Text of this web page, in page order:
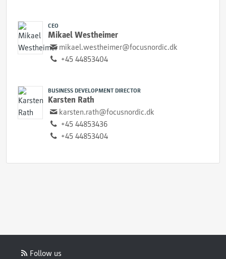
CEO
Mikael Westheimer
mikael.westheimer@focusnordic.dk
+45 44853404
BUSINESS DEVELOPMENT DIRECTOR
Karsten Rath
karsten.rath@focusnordic.dk
+45 44853436
+45 44853404
Follow us